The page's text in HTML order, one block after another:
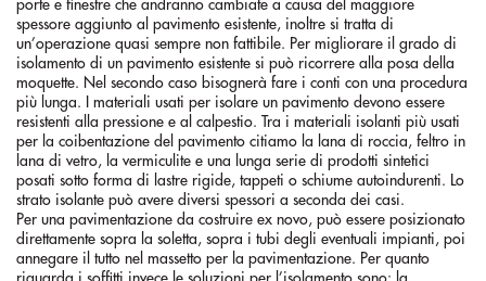
porte e finestre che andranno cambiate a causa del maggiore
spessore aggiunto al pavimento esistente, inoltre si tratta di
un’operazione quasi sempre non fattibile. Per migliorare il grado di
isolamento di un pavimento esistente si può ricorrere alla posa della
moquette. Nel secondo caso bisognerà fare i conti con una procedura
più lunga. I materiali usati per isolare un pavimento devono essere
resistenti alla pressione e al calpestio. Tra i materiali isolanti più usati
per la coibentazione del pavimento citiamo la lana di roccia, feltro in
lana di vetro, la vermiculite e una lunga serie di prodotti sintetici
posati sotto forma di lastre rigide, tappeti o schiume autoindurenti. Lo
strato isolante può avere diversi spessori a seconda dei casi.
Per una pavimentazione da costruire ex novo, può essere posizionato
direttamente sopra la soletta, sopra i tubi degli eventuali impianti, poi
annegare il tutto nel massetto per la pavimentazione. Per quanto
riguarda i soffitti invece le soluzioni per l’isolamento sono: la